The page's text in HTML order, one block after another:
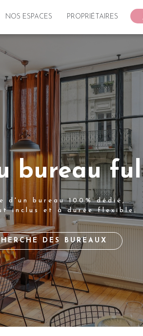
NOS ESPACES PROPRIÉTAIRES
bureau
d'un bureau 100% dédié,
inclus et à durée flexible.
DES BUREAUX